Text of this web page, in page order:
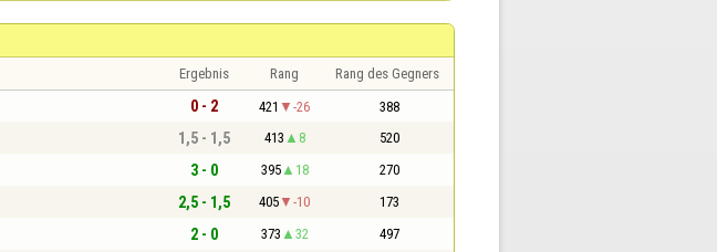
Ergebnis Rang Rang des Gegners
0 - 2 421 -26 388
1,5 - 1,5 413 8 520
3 - 0 395 18 270
2,5 - 1,5 405 -10 173
2 - 0 373 32 497